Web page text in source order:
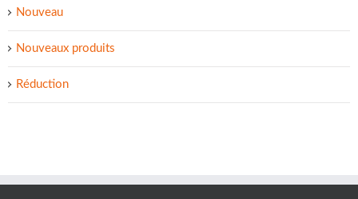
Nouveau
Nouveaux produits
Réduction